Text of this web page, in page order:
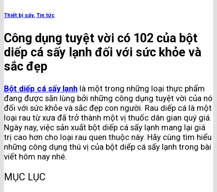
Thiết bị sấy, Tin tức
Công dụng tuyệt vời có 102 của bột
diếp cá sấy lạnh đối với sức khỏe và
sắc đẹp
Bột diếp cá sấy lạnh là một trong những loại thực phẩm
đang được săn lùng bởi những công dụng tuyệt vời của nó
đối với sức khỏe và sắc đẹp con người. Rau diếp cá là một
loại rau từ xưa đã trở thành một vị thuốc dân gian quý giá.
Ngày nay, việc sản xuất bột diếp cá sấy lạnh mang lại giá
trị cao hơn cho loại rau quen thuộc này. Hãy cùng tìm hiểu
những công dụng thú vị của bột diếp cá sấy lạnh trong bài
viết hôm nay nhé.
MỤC LỤC